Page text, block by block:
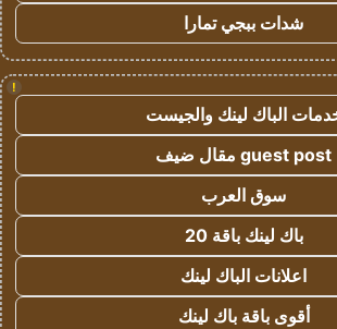
شدات ببجي تمارا
!
الباك لينك والجيست
guest post مقال ضيف
سوق العرب
باك لينك باقة 20
اعلانات الباك لينك
أقوى باقة باك لينك